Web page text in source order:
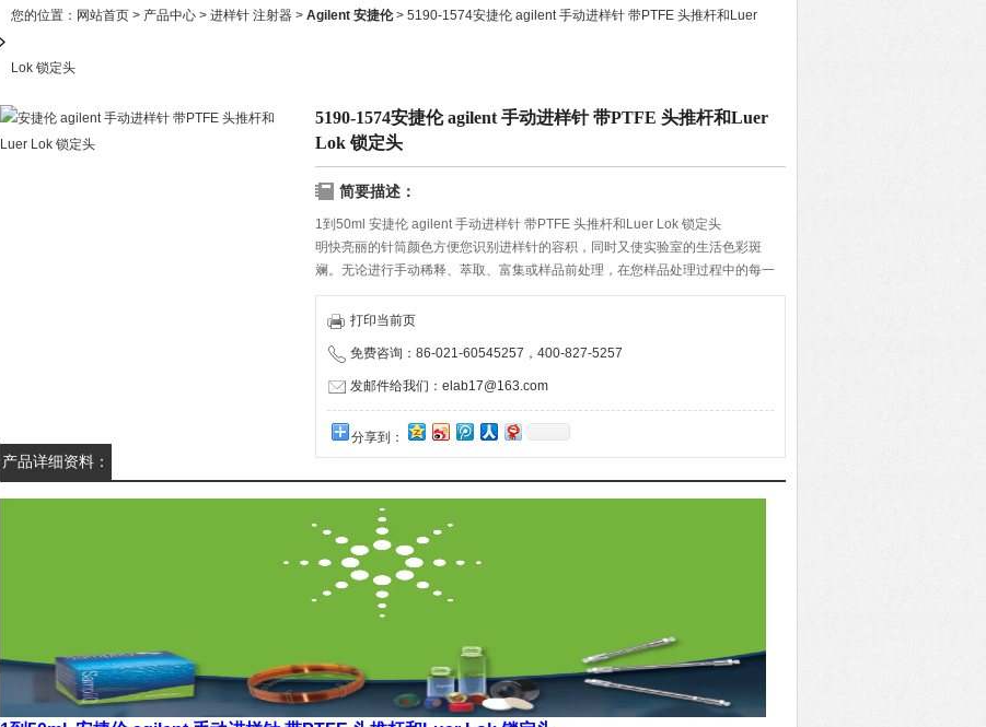
您的位置： 网站首页 > 产品中心 > 进样针 注射器 > Agilent 安捷伦> 5190-1574安捷伦 agilent 手动进样针 带PTFE 头推杆和Luer
Lok 锁定头
5190-1574安捷伦 agilent 手动进样针 带PTFE 头推杆和Luer
Lok 锁定头
简要描述：
1到50ml 安捷伦 agilent 手动进样针 带PTFE 头推杆和Luer Lok 锁定头
明快亮丽的针筒颜色方便您识别进样针的容积，同时又使实验室的生活色彩斑
斓。无论进行手动稀释、萃取、富集或样品前处理，在您样品处理过程中的每一
步，我们的手动进样针都能为您提供方便，同时提高效率。每种规格均以压印在
玻璃针筒显著位置上的不同颜色表示，便于快速识别。
打印当前页
免费咨询：86-021-60545257，400-827-5257
发邮件给我们：elab17@163.com
分享到：
产品详细资料：